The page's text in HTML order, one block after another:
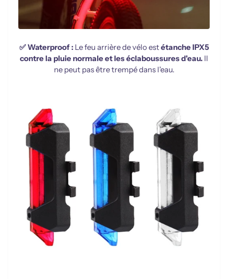
✅ Waterproof :Le feu arrière de vélo estétanche IPX5
contre la pluie normale et les éclaboussures d'eau. Il
ne peut pas être trempé dans l'eau.